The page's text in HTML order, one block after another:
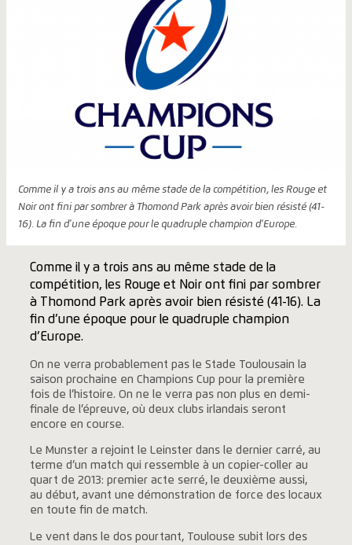
Comme il y a trois ans au même stade de la compétition, les Rouge et
Noir ont fini par sombrer à Thomond Park après avoir bien résisté (41-
16). La fin d'une époque pour le quadruple champion d'Europe.
Comme il y a trois ans au même stade de la
compétition, les Rouge et Noir ont fini par sombrer
à Thomond Park après avoir bien résisté (41-16). La
fin d’une époque pour le quadruple champion
d’Europe.
On ne verra probablement pas le Stade Toulousain la
saison prochaine en Champions Cup pour la première
fois de l’histoire. On ne le verra pas non plus en demi-
finale de l’épreuve, où deux clubs irlandais seront
encore en course.
Le Munster a rejoint le Leinster dans le dernier carré, au
terme d’un match qui ressemble à un copier-coller au
quart de 2013: premier acte serré, le deuxième aussi,
au début, avant une démonstration de force des locaux
en toute fin de match.
Le vent dans le dos pourtant, Toulouse subit lors des